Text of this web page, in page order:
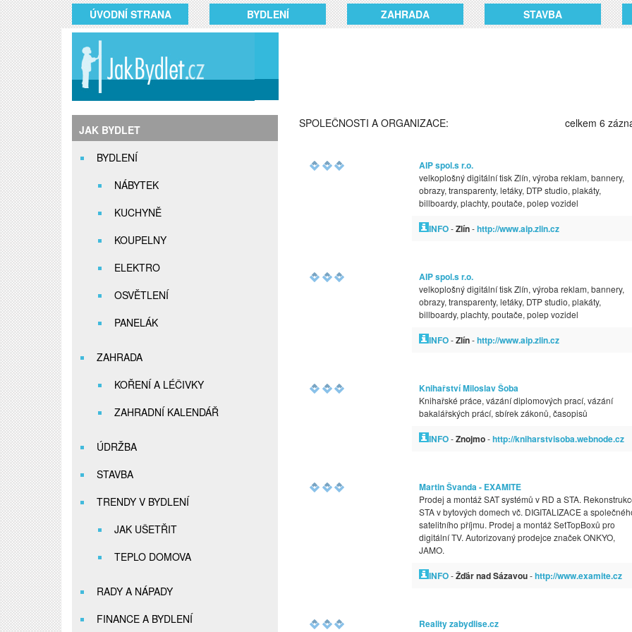
ÚVODNÍ STRANA BYDLENÍ ZAHRADA STAVBA
JAK BYDLET
BYDLENÍ
NÁBYTEK
KUCHYNĚ
KOUPELNY
ELEKTRO
OSVĚTLENÍ
PANELÁK
ZAHRADA
KOŘENÍ A LÉČIVKY
ZAHRADNÍ KALENDÁŘ
ÚDRŽBA
STAVBA
TRENDY V BYDLENÍ
JAK UŠETŘIT
TEPLO DOMOVA
RADY A NÁPADY
FINANCE A BYDLENÍ
celkem 6
SPOLEČNOSTI A ORGANIZACE:
AIP spol.s r.o.
velkoplošný digitální tisk Zlín, výroba reklam, bannery,
obrazy, transparenty, letáky, DTP studio, plakáty,
billboardy, plachty, poutače, polep vozidel
INFO-Zlín-http://www.aip.zlin.cz
AIP spol.s r.o.
velkoplošný digitální tisk Zlín, výroba reklam, bannery,
obrazy, transparenty, letáky, DTP studio, plakáty,
billboardy, plachty, poutače, polep vozidel
INFO-Zlín-http://www.aip.zlin.cz
Knihařství Miloslav Šoba
Knihařské práce, vázání diplomových prací, vázání
bakalářských prácí, sbírek zákonů, časopisů
INFO-Znojmo-http://kniharstvisoba.webnode.cz
Martin Švanda - EXAMITE
Prodej a montáž SAT systémů v RD a STA.
STA v bytových domech vč. DIGITALIZACE a
satelitního příjmu. Prodej a montáž SetTopBoxů pro
digitální TV. Autorizovaný prodejce značek ONKYO,
JAMO.
INFO-Žďár nad Sázavou-http://www.examite.cz
Reality zabydlise.cz